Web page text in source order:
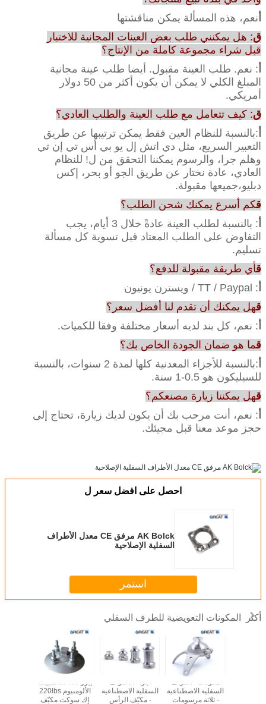
أنعم، هذه المسألة يمكن مناقشتها
ق: هل يمكنني طلب بعض العينات المجانية للاختبار
قبل شراء مجموعة كاملة من الإنتاج؟
أ: نعم. طلب العينة مقبول. أيضا طلب عينة مجانية
المبلغ الكلي لا يمكن أن يكون أكثر من 50 دولار
أمريكي.
ق: كيف تتعامل مع طلب العينة والطلب العادي؟
أ:بالنسبة للنظام العين فقط يمكن ترتيبها عن طريق
التعبير السريع، مثل دي اتش إل يو بي أس تي إن تي
وهلم جرا، والرسوم يمكننا التحقق من ل! للنظام
العادي، عادة نختار عن طريق الجو أو بحر، إكس
دبليو،جميعها مقبولة.
قكم أسرع يمكنك شحن الطلب؟
أ
: بالنسبة لطلب العينة عادةً خلال 3 أيام، يجب
التفاوض على الطلب المعتاد قبل تسوية كل مسألة
تسليم.
قأي طريقة مقبولة للدفع؟
أ: TT / Paypal / ويسترن يونيون
قهل يمكنك أن تقدم لنا أفضل سعر؟
أ: نعم، كل بند لديه أسعار مختلفة وفقا للكميات.
قما هو ضمان الجودة الخاص بك؟
أ
:بالنسبة للأجزاء المعدنية كلها لمدة 2 سنوات، بالنسبة
للسيليكون هو 0.5-1 سنة.
قهل يمكننا زيارة مصنعكم؟
أ: نعم، أنت مرحب بك أن يكون لديك زيارة، تحتاج إلى
حجز موعد معنا قبل مجيئك.
احصل على افضل سعر ل
AK Bolck مرفق CE معدل الأطراف
السفلية الإصلاحية
استمر
أكثر المكونات التعويضية للطرف السفلي
الألومنيوم 220lbs
إك سوكت مكيّف
السفلية الاصطناعية
- مكيّف الرأس
السفلية الاصطناعية
- ثلاثة مرسومات